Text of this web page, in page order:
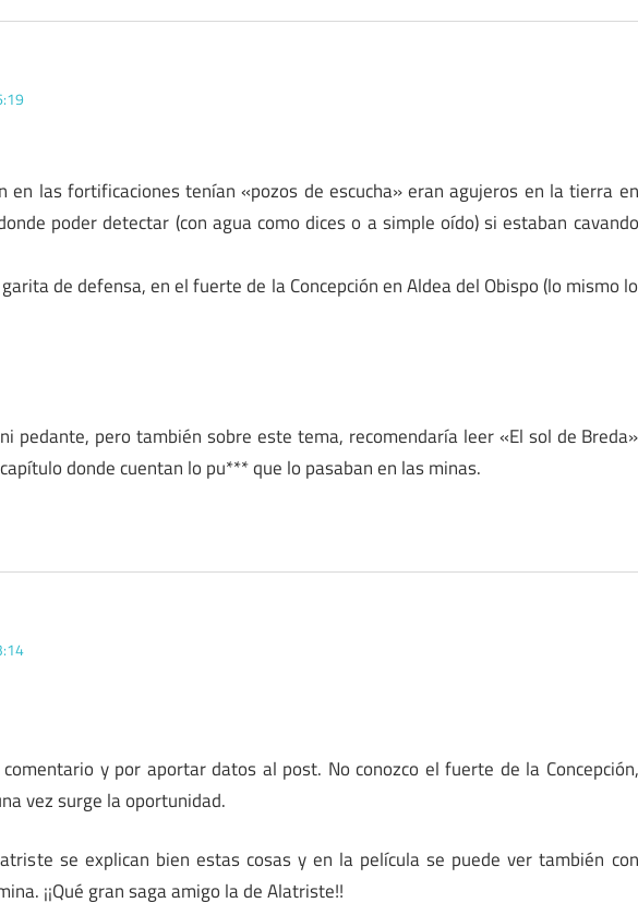
en las fortificaciones tenían «pozos de escucha» eran agujeros en la tierra en
poder detectar (con agua como dices o a simple oído) si estaban cavando
de defensa, en el fuerte de la Concepción en Aldea del Obispo (lo mismo lo
pedante, pero también sobre este tema, recomendaría leer «El sol de Breda»
donde cuentan lo pu*** que lo pasaban en las minas.
y por aportar datos al post. No conozco el fuerte de la Concepción,
vez surge la oportunidad.
se explican bien estas cosas y en la película se puede ver también con
¡¡Qué gran saga amigo la de Alatriste!!